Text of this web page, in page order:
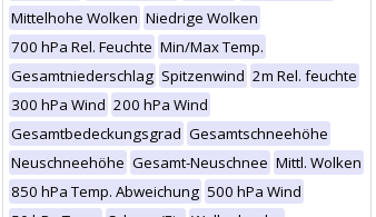
Mittelhohe Wolken Niedrige Wolken
700 hPa Rel. Feuchte Min/Max Temp.
Gesamtniederschlag Spitzenwind 2m Rel. feuchte
300 hPa Wind 200 hPa Wind
Gesamtbedeckungsgrad Gesamtschneehöhe
Neuschneehöhe Gesamt-Neuschnee Mittl. Wolken
850 hPa Temp. Abweichung 500 hPa Wind